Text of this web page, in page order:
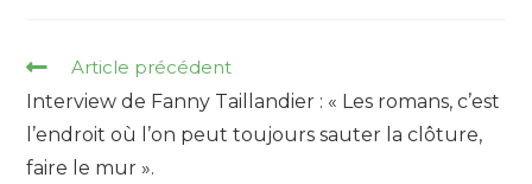
Read
more
articles
Article précédent
Interview de Fanny Taillandier : « Les romans, c’est
l’endroit où l’on peut toujours sauter la clôture,
faire le mur ».